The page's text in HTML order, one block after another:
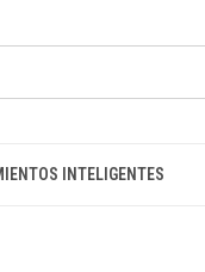
INTELIGENTES